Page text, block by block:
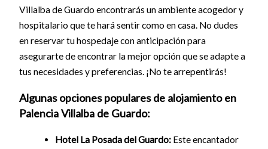
Villalba de Guardo encontrarás un ambiente acogedor y
hospitalario que te hará sentir como en casa. No dudes
en reservar tu hospedaje con anticipación para
asegurarte de encontrar la mejor opción que se adapte a
tus necesidades y preferencias. ¡No te arrepentirás!
Algunas opciones populares de alojamiento en
Palencia Villalba de Guardo:
Hotel La Posada del Guardo:Este encantador